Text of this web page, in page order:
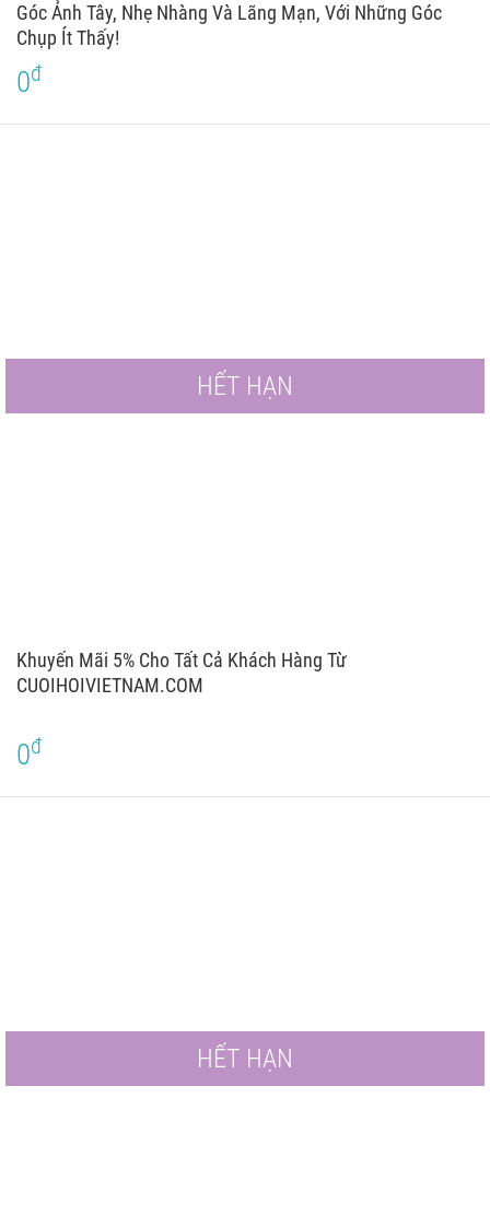
Góc Ảnh Tây, Nhẹ Nhàng Và Lãng Mạn, Với Những Góc
Chụp Ít Thấy!
0đ
HẾT HẠN
Khuyến Mãi 5% Cho Tất Cả Khách Hàng Từ
CUOIHOIVIETNAM.COM
0đ
HẾT HẠN